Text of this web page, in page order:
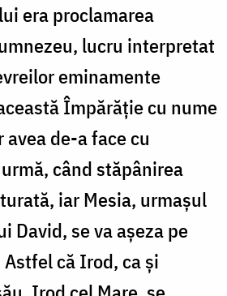
era proclamarea
lucru interpretat
eminamente
Împărăție cu nume
de-a face cu
când stăpânirea
iar Mesia, urmașul
David, se va așeza pe
că Irod, ca și